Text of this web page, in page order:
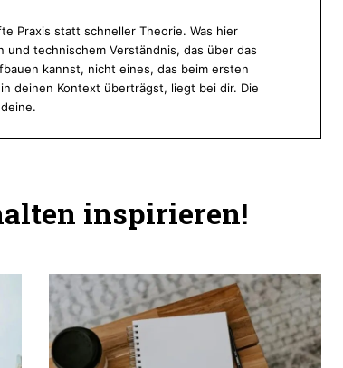
Praxis statt schneller Theorie. Was hier
technischem Verständnis, das über das
kannst, nicht eines, das beim ersten
deinen Kontext überträgst, liegt bei dir. Die
inspirieren!